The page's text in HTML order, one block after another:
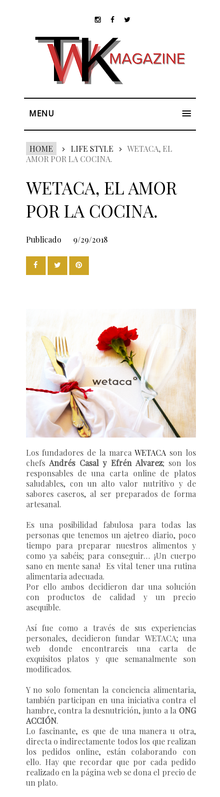
MENU
HOME LIFE STYLE
WETACA, EL
AMOR POR LA COCINA.
WETACA, EL AMOR
POR LA COCINA.
Publicado 9/29/2018
Los fundadores de la marcaWETACA son los
chefsAndrés Casal y Efrén Alvarez; son los
responsables de una carta online de platos
saludables, con un alto valor nutritivo y de
sabores caseros, al ser preparados de forma
artesanal.
Es una posibilidad fabulosa para todas las
personas que tenemos un ajetreo diario, poco
tiempo para preparar nuestros alimentos y
como ya sabéis; para conseguir… ¡Un cuerpo
sano en mente sana!
Es vital tener una rutina
alimentaria adecuada.
Por ello ambos decidieron dar una solución
con productos de calidad y un precio
asequible.
Así fue como a través de sus experiencias
personales, decidieron fundar WETACA; una
web donde encontrareis una carta de
exquisitos platos y que semanalmente son
modificados.
Y no solo fomentan la conciencia alimentaria,
también participan en una iniciativa contra el
hambre, contra la desnutrición, junto a la ONG
ACCIÓN.
Lo fascinante, es que de una manera u otra,
directa o indirectamente todos los que realizan
los pedidos online, están colaborando con
ello. Hay que recordar que por cada pedido
realizado en la página web se dona el precio de
un plato.